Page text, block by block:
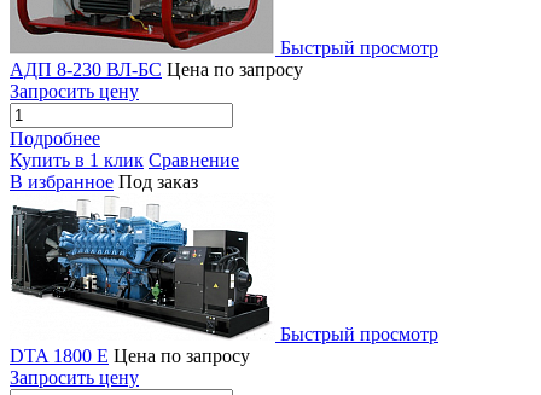
Быстрый просмотр
АДП 8-230 ВЛ-БС Цена по запросу
Запросить цену
Подробнее
Купить в 1 клик Сравнение
В избранное Под заказ
Быстрый просмотр
DTA 1800 E Цена по запросу
Запросить цену